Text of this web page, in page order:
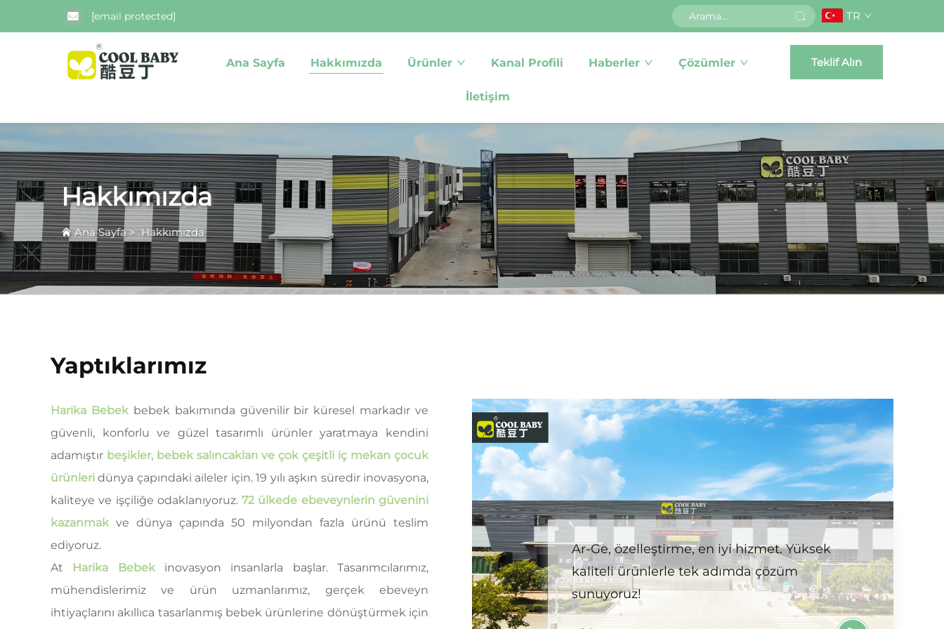
[email protected] TR
Ana Sayfa Hakkımızda Ürünler Kanal Profili Haberler Çözümler
İletişim
Teklif Alın
Hakkımızda
Ana Sayfa>Hakkımızda
Yaptıklarımız
Harika Bebek bebek bakımında güvenilir bir küresel markadır ve
güvenli, konforlu ve güzel tasarımlı ürünler yaratmaya kendini
adamıştır beşikler, bebek salıncakları ve çok çeşitli iç mekan çocuk
ürünleridünya çapındaki aileler için. 19 yılı aşkın süredir inovasyona,
kaliteye ve işçiliğe odaklanıyoruz.72 ülkede ebeveynlerin güvenini
kazanmak ve dünya çapında 50 milyondan fazla ürünü teslim
ediyoruz.
At Harika Bebek i̇novasyon insanlarla başlar. Tasarımcılarımız,
mühendislerimiz ve ürün uzmanlarımız, gerçek ebeveyn
ihtiyaçlarını akıllıca tasarlanmış bebek ürünlerine dönüştürmek için
Ar-Ge, özelleştirme, en iyi hizmet. Yüksek
kaliteli ürünlerle tek adımda çözüm
sunuyoruz!